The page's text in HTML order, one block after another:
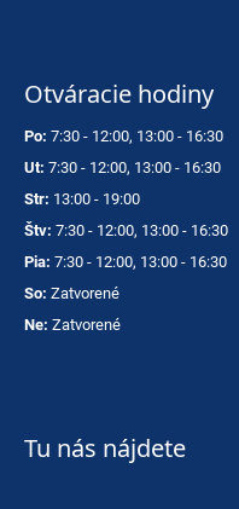
Otváracie hodiny
Po: 7:30 - 12:00, 13:00 - 16:30
Ut: 7:30 - 12:00, 13:00 - 16:30
Str: 13:00 - 19:00
Štv: 7:30 - 12:00, 13:00 - 16:30
Pia: 7:30 - 12:00, 13:00 - 16:30
So: Zatvorené
Ne: Zatvorené
Tu nás nájdete